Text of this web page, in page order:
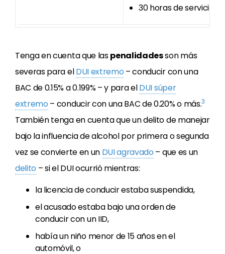
30 horas de servicio
Tenga en cuenta que laspenalidadesson más
severas para elDUI extremo – conducir con una
BAC de 0.15% a 0.199% – y para elDUI súper
extremo – conducir con una BAC de 0.20% o más.3
También tenga en cuenta que un delito de manejar
bajo la influencia de alcohol por primera o segunda
vez se convierte en un DUI agravado – que es un
delito – si el DUI ocurrió mientras:
la licencia de conducir estaba suspendida,
el acusado estaba bajo una orden de
conducir con un IID,
había un niño menor de 15 años en el
automóvil, o